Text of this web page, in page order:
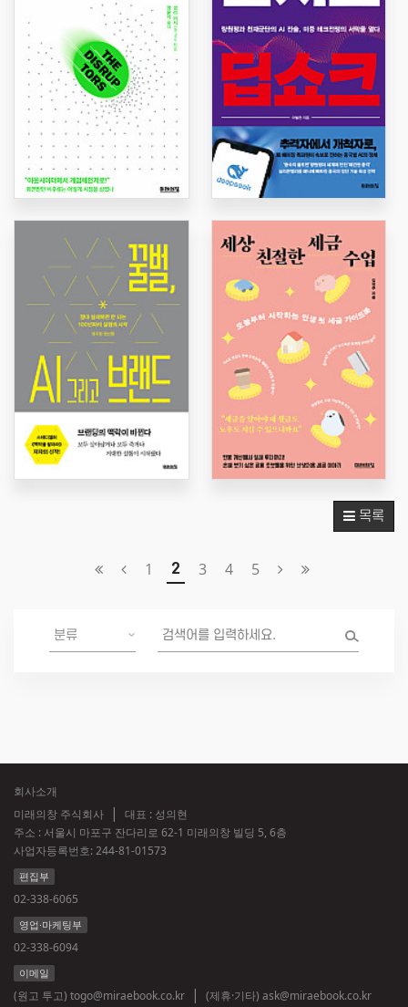
목록
1 2 3 4 5
회사소개
미래의창 주식회사
대표 : 성의현
주소 : 서울시 마포구 잔다리로 62-1 미래의창 빌딩 5, 6층
사업자등록번호:244-81-01573
편집부
02-338-6065
영업·마케팅부
02-338-6094
이메일
(원고 투고) togo@miraebook.co.kr (제휴·기타) ask@miraebook.co.kr